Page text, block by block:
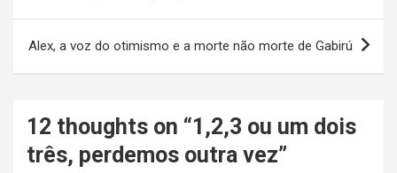
Post
Alex, a voz do otimismo e a morte não morte de Gabirú
12 thoughts on “1,2,3 ou um dois
três, perdemos outra vez”